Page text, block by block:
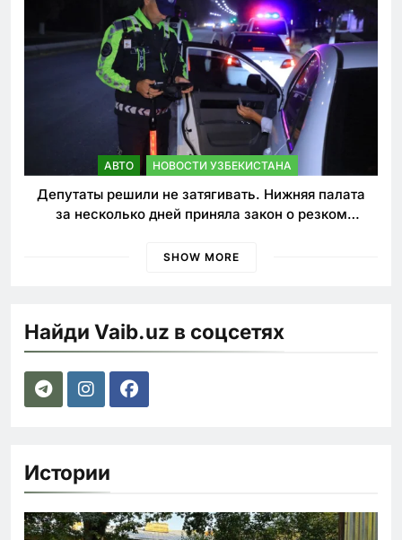
АВТО НОВОСТИ УЗБЕКИСТАНА
Депутаты решили не затягивать. Нижняя палата
за несколько дней приняла закон о резком
SHOW MORE
Найди Vaib.uz в соцсетях
Истории